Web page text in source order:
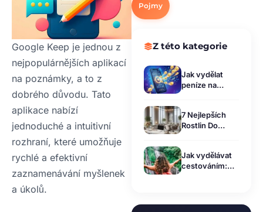
Google Keep je jednou z
nejpopulárnějších aplikací
na poznámky, a to z
dobrého důvodu. Tato
aplikace nabízí
jednoduché a intuitivní
rozhraní, které umožňuje
rychlé a efektivní
zaznamenávání myšlenek
a úkolů.
Pojmy
Z této kategorie
Jak vydělat
peníze na
2026
7 Nejlepších
Rostlin Do
Produktivitu
Jak vydělávat
cestováním: